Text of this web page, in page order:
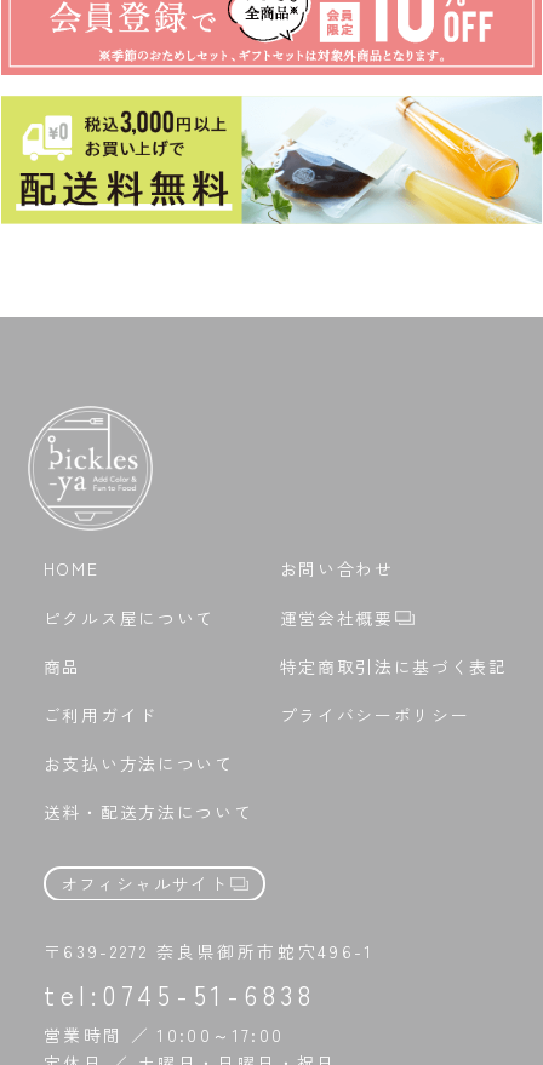
HOME
ピクルス屋について
商品
ご利用ガイド
お支払い方法について
送料・配送方法について
オフィシャルサイト
お問い合わせ
運営会社概要
特定商取引法に基づく表記
プライバシーポリシー
〒639-2272 奈良県御所市蛇穴496-1
tel: 0745-51-6838
営業時間 ／ 10:00～17:00